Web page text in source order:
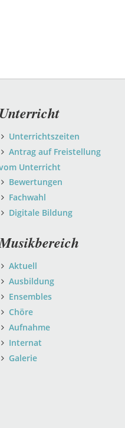
Unterricht
Unterrichtszeiten
Antrag auf Freistellung
Unterricht
Bewertungen
Fachwahl
Digitale Bildung
Aktuell
Ausbildung
Ensembles
Chöre
Aufnahme
Internat
Galerie